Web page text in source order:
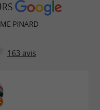
vous accueillent et
définition dans
les-Bains
de l'exploitation
une
PINARD
163 avis